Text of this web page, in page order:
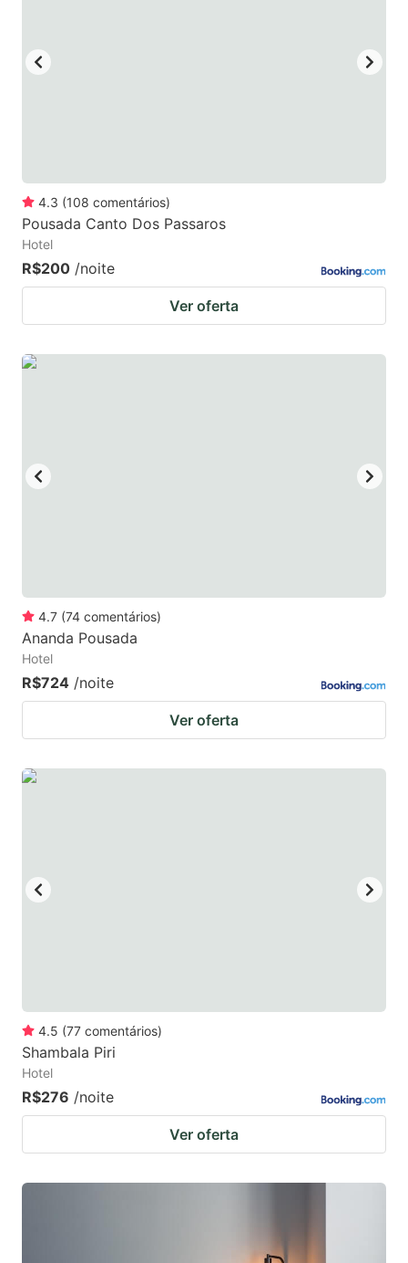
4.3 (108 comentários)
Pousada Canto Dos Passaros
Hotel
R$200 /noite
Ver oferta
4.7 (74 comentários)
Ananda Pousada
Hotel
R$724 /noite
Ver oferta
4.5 (77 comentários)
Shambala Piri
Hotel
R$276 /noite
Ver oferta